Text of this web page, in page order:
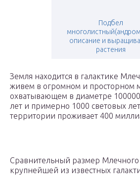
Подбел
описание и
растения
Земля находится в галактике
живем в огромном и просторном
охватывающем в диаметре
лет и примерно 1000 световых
территории проживает 400
Сравнительный размер Млечного
крупнейшей из известных